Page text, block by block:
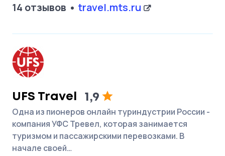
14 отзывов travel.mts.ru
UFS Travel 1,9
Одна из пионеров онлайн туриндустрии России -
компания УФС Тревел, которая занимается
туризмом и пассажирскими перевозками. В
начале своей…